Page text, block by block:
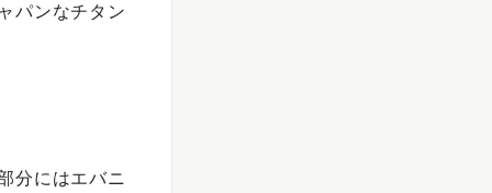
パンなチタン
分にはエバニ